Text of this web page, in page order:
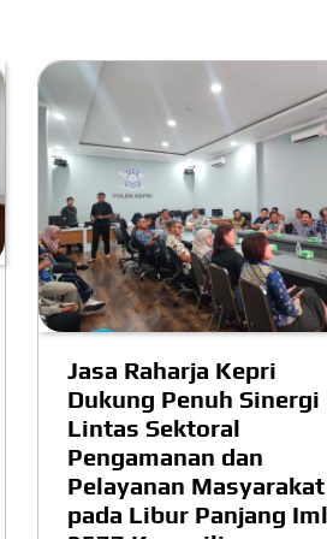
Jasa Raharja Kepri
Dukung Penuh Sinergi
Lintas Sektoral
Pengamanan dan
Pelayanan Masyarakat
pada Libur Panjang